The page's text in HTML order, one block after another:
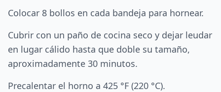
Colocar 8 bollos en cada bandeja para hornear.
Cubrir con un paño de cocina seco y dejar leudar
en lugar cálido hasta que doble su tamaño,
aproximadamente 30 minutos.
Precalentar el horno a 425 °F (220 °C).